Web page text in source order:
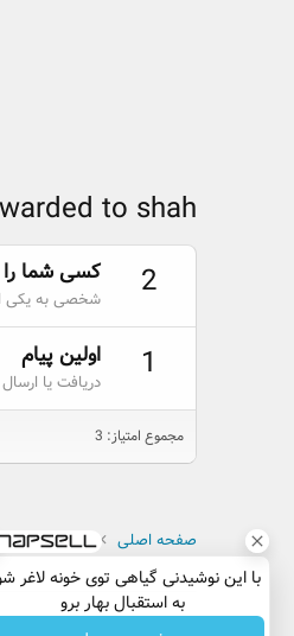
با این نوشیدنی گیاهی توی خونه لاغر
به استقبال بهار برو
to shah
2
کسی شما
شخصی به یکی
1 اولین پیام
دریافت یا
مجموع امتیاز: 3
صفحه اصلی کاربران